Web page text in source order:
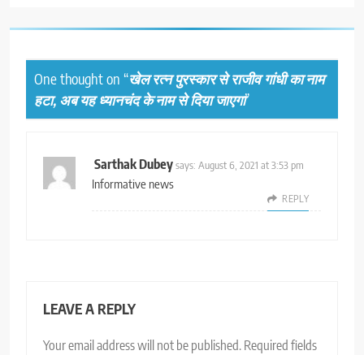
One thought on “खेल रत्न पुरस्कार से राजीव गांधी का नाम
हटा, अब यह ध्यानचंद के नाम से दिया जाएगा”
Sarthak Dubeysays: August 6, 2021 at 3:53 pm
Informative news
REPLY
LEAVE A REPLY
Your email address will not be published. Required fields